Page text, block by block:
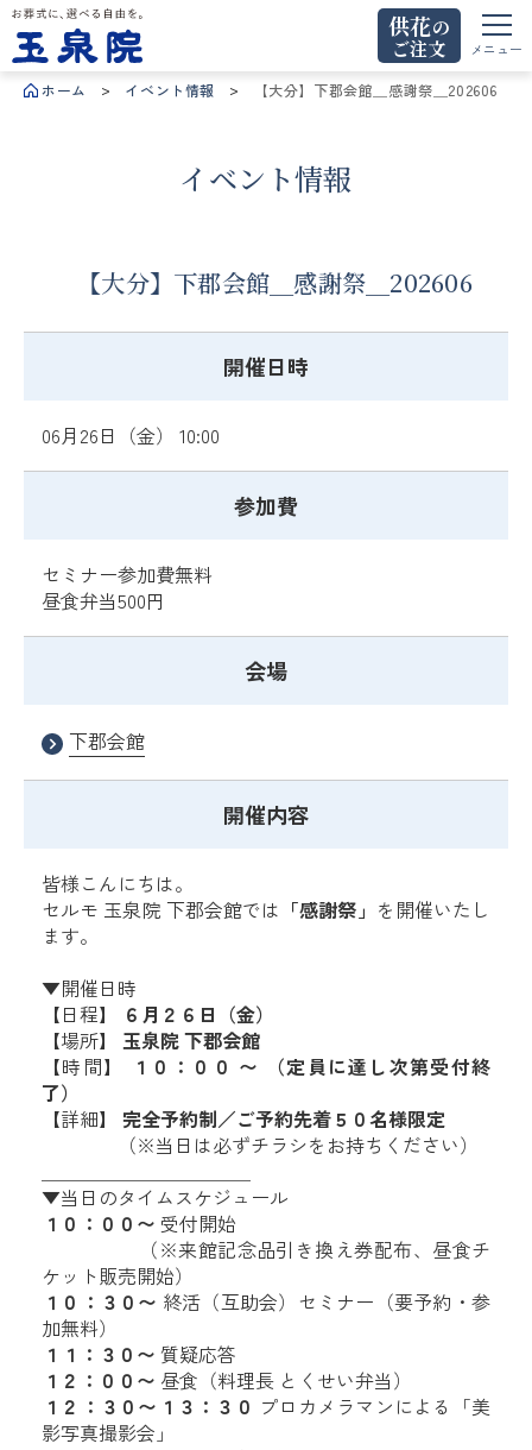
お葬式に、選べる自由を。玉泉院
供花の
ご注文
メニュー
ホーム イベント情報 【大分】下郡会館＿感謝祭＿202606
イベント情報
【大分】下郡会館＿感謝祭＿202606
開催日時
06月26日（金） 10:00
参加費
セミナー参加費無料
昼食弁当500円
会場
下郡会館
開催内容
皆様こんにちは。
セルモ 玉泉院 下郡会館では 「感謝祭」 を開催いたし
ます。
▼開催日時
【日程】
６月２６日（金）
【場所】 玉泉院 下郡会館
【時間】
１０：００ 〜 （定員に達し次第受付終
了）
【詳細】 完全予約制／ご予約先着５０名様限定
（※当日は必ずチラシをお持ちください）
▼当日のタイムスケジュール
１０：００〜 受付開始
（※来館記念品引き換え券配布、昼食チ
ケット販売開始）
１０：３０〜 終活（互助会）セミナー（要予約・参
加無料）
１１：３０〜 質疑応答
１２：００〜 昼食（料理長 とくせい弁当）
１２：３０〜１３：３０ プロカメラマンによる「美
影写真撮影会」